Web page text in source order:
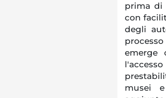
prima di
con
degli
emerge
musei